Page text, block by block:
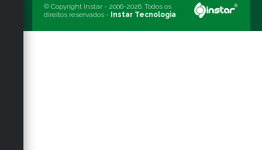
© Copyright Instar - 2006-2026. Todos os
direitos reservados - Instar Tecnologia